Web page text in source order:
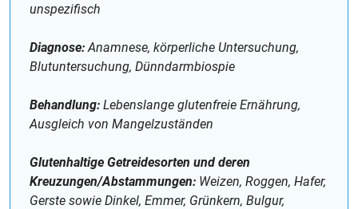
unspezifisch
Diagnose: Anamnese, körperliche Untersuchung,
Blutuntersuchung, Dünndarmbiospie
Behandlung: Lebenslange glutenfreie Ernährung,
Ausgleich von Mangelzuständen
Glutenhaltige Getreidesorten und deren
Kreuzungen/Abstammungen: Weizen, Roggen, Hafer,
Gerste sowie Dinkel, Emmer, Grünkern, Bulgur,